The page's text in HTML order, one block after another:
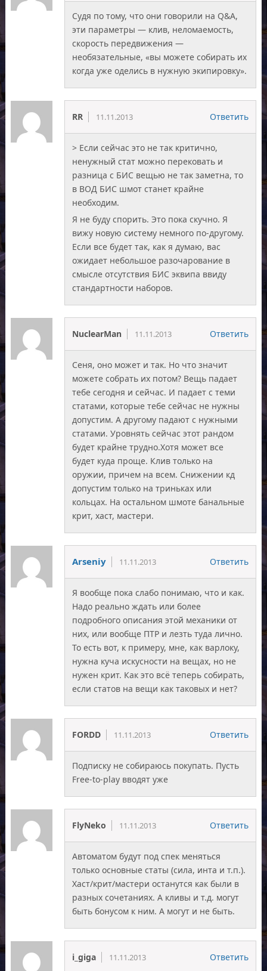
Судя по тому, что они говорили на Q&A,
эти параметры — клив, неломаемость,
скорость передвижения —
необязательные, «вы можете собирать их
когда уже оделись в нужную экипировку».
RR 11.11.2013 Ответить
> Если сейчас это не так критично,
ненужный стат можно перековать и
разница с БИС вещью не так заметна, то
в ВОД БИС шмот станет крайне
необходим.
Я не буду спорить. Это пока скучно. Я
вижу новую систему немного по-другому.
Если все будет так, как я думаю, вас
ожидает небольшое разочарование в
смысле отсутствия БИС эквипа ввиду
стандартности наборов.
NuclearMan 11.11.2013 Ответить
Сеня, оно может и так. Но что значит
можете собрать их потом? Вещь падает
тебе сегодня и сейчас. И падает с теми
статами, которые тебе сейчас не нужны
допустим. А другому падают с нужными
статами. Уровнять сейчас этот рандом
будет крайне трудно.Хотя может все
будет куда проще. Клив только на
оружии, причем на всем. Снижении кд
допустим только на триньках или
кольцах. На остальном шмоте банальные
крит, хаст, мастери.
Arseniy 11.11.2013 Ответить
Я вообще пока слабо понимаю, что и как.
Надо реально ждать или более
подробного описания этой механики от
них, или вообще ПТР и лезть туда лично.
То есть вот, к примеру, мне, как варлоку,
нужна куча искусности на вещах, но не
нужен крит. Как это всё теперь собирать,
если статов на вещи как таковых и нет?
FORDD 11.11.2013 Ответить
Подписку не собираюсь покупать. Пусть
Free-to-play вводят уже
FlyNeko 11.11.2013 Ответить
Автоматом будут под спек меняться
только основные статы (сила, инта и т.п.).
Хаст/крит/мастери останутся как были в
разных сочетаниях. А кливы и т.д. могут
быть бонусом к ним. А могут и не быть.
i_giga 11.11.2013 Ответить